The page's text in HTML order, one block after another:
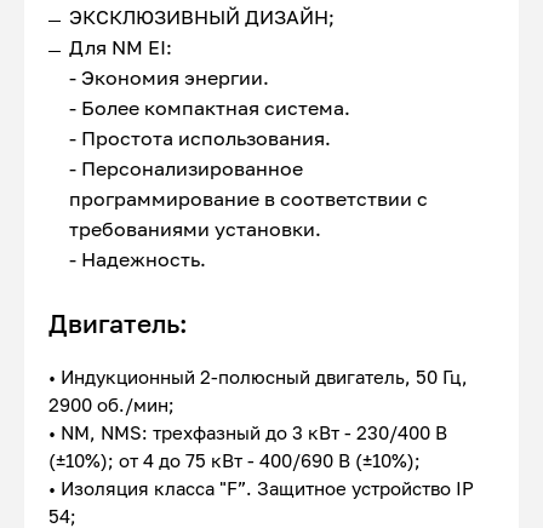
ЭКСКЛЮЗИВНЫЙ ДИЗАЙН;
Для NM EI:
- Экономия энергии.
- Более компактная система.
- Простота использования.
- Персонализированное
программирование в соответствии с
требованиями установки.
- Надежность.
Двигатель:
• Индукционный 2-полюсный двигатель, 50 Гц,
2900 об./мин;
• NM, NMS: трехфазный до 3 кВт - 230/400 В
(±10%); от 4 до 75 кВт - 400/690 В (±10%);
• Изоляция класса "F”. Защитное устройство IP
54;